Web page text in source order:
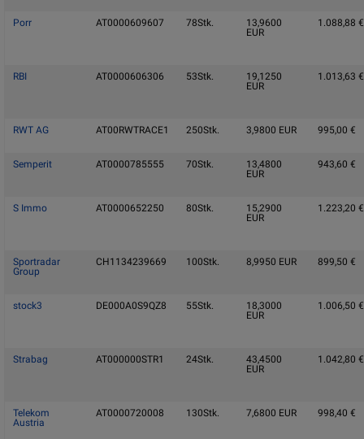
Porr AT0000609607 78Stk.
13,9600
EUR
1.088,88 €
RBI AT0000606306 53Stk.
19,1250
EUR
1.013,63 €
RWT AG AT00RWTRACE1 250Stk. 3,9800 EUR 995,00 €
Semperit AT0000785555 70Stk.
13,4800
EUR
943,60 €
S Immo AT0000652250 80Stk.
15,2900
EUR
1.223,20 €
Sportradar
Group
CH1134239669 100Stk. 8,9950 EUR 899,50 €
stock3 DE000A0S9QZ8 55Stk.
18,3000
EUR
1.006,50 €
Strabag AT000000STR1 24Stk.
43,4500
EUR
1.042,80 €
Telekom
Austria
AT0000720008 130Stk. 7,6800 EUR 998,40 €